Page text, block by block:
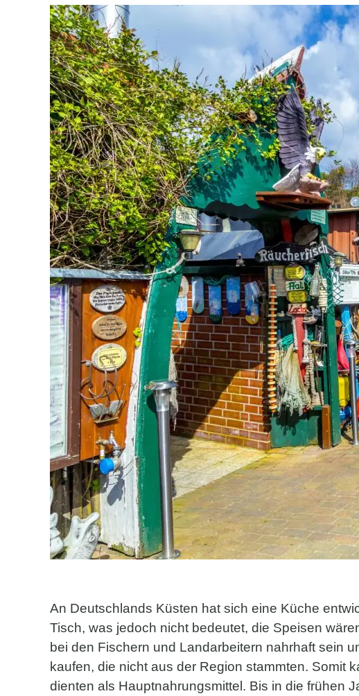
An Deutschlands Küsten hat sich eine Küche
Tisch, was jedoch nicht bedeutet, die Speisen
bei den Fischern und Landarbeitern nahrhaft sein
kaufen, die nicht aus der Region stammten. Somit
dienten als Hauptnahrungsmittel. Bis in die frühen